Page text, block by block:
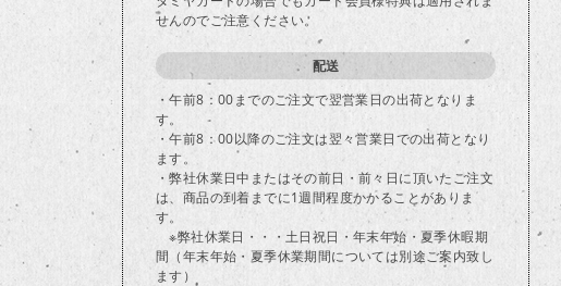
せんのでご注意ください。
配送
・午前8：00までのご注文で翌営業日の出荷となりま
す。
・午前8：00以降のご注文は翌々営業日での出荷となり
ます。
・弊社休業日中またはその前日・前々日に頂いたご注文
は、商品の到着までに1週間程度かかることがありま
す。
※弊社休業日・・・土日祝日・年末年始・夏季休暇期
間（年末年始・夏季休業期間については別途ご案内致し
ます）